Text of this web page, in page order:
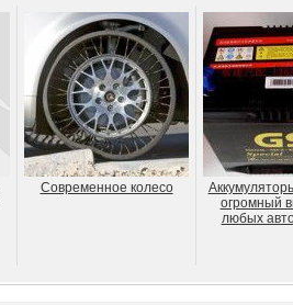
Современное колесо
огромный
любых